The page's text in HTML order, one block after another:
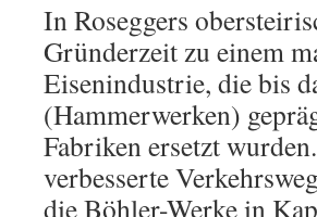
In Roseggers
Gründerzeit zu einem
Eisenindustrie, die bis
(Hammerwerken)
Fabriken ersetzt
verbesserte
die Böhler-Werke in